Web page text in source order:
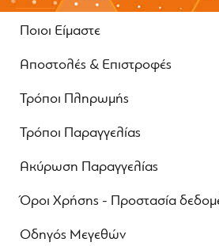
Ποιοι Είμαστε
Αποστολές & Επιστροφές
Τρόποι Πληρωμής
Τρόποι Παραγγελίας
Ακύρωση Παραγγελίας
Όροι Χρήσης - Προστασία
Οδηγός Μεγεθών